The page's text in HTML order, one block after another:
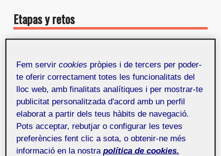
Etapas y retos
Aunque no creo ir mal de imaginación, se me
presentaba una práctica con una cierta dificultad:
plasmar por escrito lo que había en mi cabeza. Y eso
no es nada fácil, pues imaginación tenemos todos,
pero lo verdaderamente difícil es plasmar las ideas en
papel y que cualquiera pueda entenderlas tal cual las
hemos concebido nosotros mismos. Yo tenía la idea,
pues como he comentado antes, ya la presenté en la
Fem servircookies pròpies i de tercers per poder-
te oferir correctament totes les funcionalitats del
lloc web, amb finalitats analítiques i per mostrar-te
publicitat personalitzada d'acord amb un perfil
elaborat a partir dels teus hàbits de navegació.
Pots acceptar, rebutjar o configurar les teves
preferències fent clic a sota, o obtenir-ne més
informació en la nostra política de cookies.